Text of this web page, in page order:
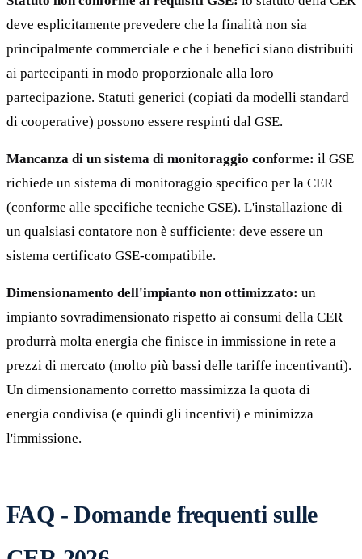
deve esplicitamente prevedere che la finalità non sia
principalmente commerciale e che i benefici siano distribuiti
ai partecipanti in modo proporzionale alla loro
partecipazione. Statuti generici (copiati da modelli standard
di cooperative) possono essere respinti dal GSE.
Mancanza di un sistema di monitoraggio conforme: il GSE
richiede un sistema di monitoraggio specifico per la CER
(conforme alle specifiche tecniche GSE). L'installazione di
un qualsiasi contatore non è sufficiente: deve essere un
sistema certificato GSE-compatibile.
Dimensionamento dell'impianto non ottimizzato: un
impianto sovradimensionato rispetto ai consumi della CER
produrrà molta energia che finisce in immissione in rete a
prezzi di mercato (molto più bassi delle tariffe incentivanti).
Un dimensionamento corretto massimizza la quota di
energia condivisa (e quindi gli incentivi) e minimizza
l'immissione.
FAQ - Domande frequenti sulle